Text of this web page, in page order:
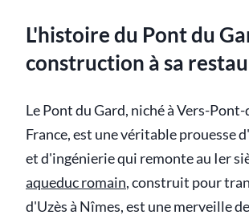
L'histoire du Pont du
construction à sa
Le Pont du Gard, niché à Vers-
France, est une véritable prouesse
et d'ingénierie qui remonte au Ier
aqueduc romain, construit pour
d'Uzès à Nîmes, est une merveille